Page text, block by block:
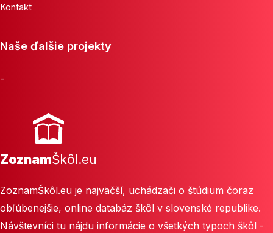
Kontakt
Naše ďalšie projekty
-
ZoznamŠkôl.eu
ZoznamŠkôl.eu je najväčší, uchádzači o štúdium čoraz
obľúbenejšie, online databáz škôl v slovenské republike.
Návštevníci tu nájdu informácie o všetkých typoch škôl -